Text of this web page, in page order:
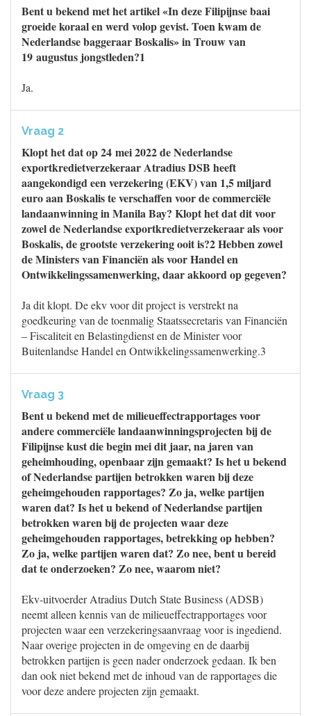
Bent u bekend met het artikel «In deze Filipijnse baai
groeide koraal en werd volop gevist. Toen kwam de
Nederlandse baggeraar Boskalis» in Trouw van
19 augustus jongstleden?1
Ja.
Vraag 2
Klopt het dat op 24 mei 2022 de Nederlandse
exportkredietverzekeraar Atradius DSB heeft
aangekondigd een verzekering (EKV) van 1,5 miljard
euro aan Boskalis te verschaffen voor de commerciële
landaanwinning in Manila Bay? Klopt het dat dit voor
zowel de Nederlandse exportkredietverzekeraar als voor
Boskalis, de grootste verzekering ooit is?2 Hebben zowel
de Ministers van Financiën als voor Handel en
Ontwikkelingssamenwerking, daar akkoord op gegeven?
Ja dit klopt. De ekv voor dit project is verstrekt na
goedkeuring van de toenmalig Staatssecretaris van Financiën
– Fiscaliteit en Belastingdienst en de Minister voor
Buitenlandse Handel en Ontwikkelingssamenwerking.3
Vraag 3
Bent u bekend met de milieueffectrapportages voor
andere commerciële landaanwinningsprojecten bij de
Filipijnse kust die begin mei dit jaar, na jaren van
geheimhouding, openbaar zijn gemaakt? Is het u bekend
of Nederlandse partijen betrokken waren bij deze
geheimgehouden rapportages? Zo ja, welke partijen
waren dat? Is het u bekend of Nederlandse partijen
betrokken waren bij de projecten waar deze
geheimgehouden rapportages, betrekking op hebben?
Zo ja, welke partijen waren dat? Zo nee, bent u bereid
dat te onderzoeken? Zo nee, waarom niet?
Ekv-uitvoerder Atradius Dutch State Business (ADSB)
neemt alleen kennis van de milieueffectrapportages voor
projecten waar een verzekeringsaanvraag voor is ingediend.
Naar overige projecten in de omgeving en de daarbij
betrokken partijen is geen nader onderzoek gedaan. Ik ben
dan ook niet bekend met de inhoud van de rapportages die
voor deze andere projecten zijn gemaakt.